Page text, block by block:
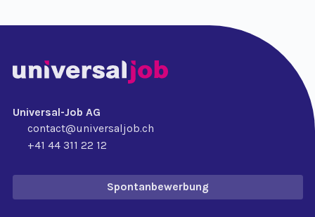
Universal-Job AG
contact@universaljob.ch
+41 44 311 22 12
Spontanbewerbung